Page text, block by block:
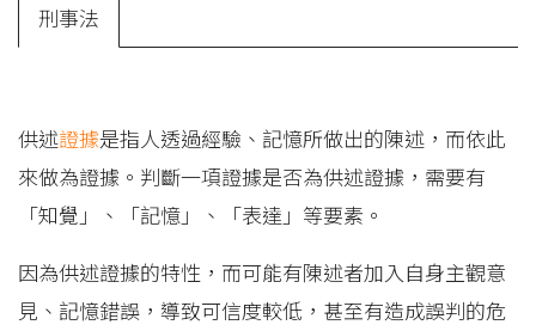
刑事法
供述證據是指人透過經驗、記憶所做出的陳述，而依此
來做為證據。判斷一項證據是否為供述證據，需要有
「知覺」、「記憶」、「表達」等要素。
因為供述證據的特性，而可能有陳述者加入自身主觀意
見、記憶錯誤，導致可信度較低，甚至有造成誤判的危